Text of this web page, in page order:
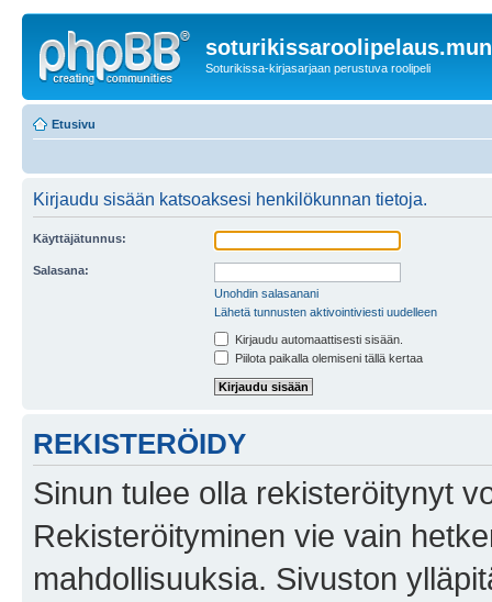
Soturikissa-kirjasarjaan perustuva roolipeli
Etusivu
Kirjaudu sisään katsoaksesi henkilökunnan tietoja.
Käyttäjätunnus:
Salasana:
Unohdin salasanani
Lähetä tunnusten aktivointiviesti uudelleen
Kirjaudu automaattisesti sisään.
Piilota paikalla olemiseni tällä kertaa
REKISTERÖIDY
Sinun tulee olla rekisteröitynyt
Rekisteröityminen vie vain
mahdollisuuksia. Sivuston